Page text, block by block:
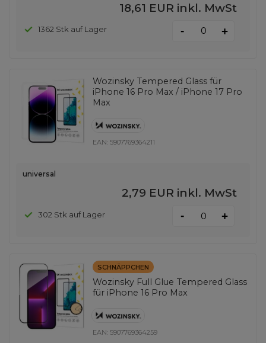
18,61 EUR inkl. MwSt
1362 Stk auf Lager - +
Wozinsky Tempered Glass für
iPhone 16 Pro Max / iPhone 17 Pro
Max
EAN: 5907769364211
universal
2,79 EUR inkl. MwSt
302 Stk auf Lager - +
SCHNÄPPCHEN
Wozinsky Full Glue Tempered Glass
für iPhone 16 Pro Max
EAN: 5907769364259